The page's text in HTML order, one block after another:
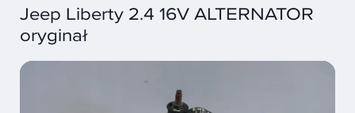
Jeep Liberty 2.4 16V ALTERNATOR
oryginał